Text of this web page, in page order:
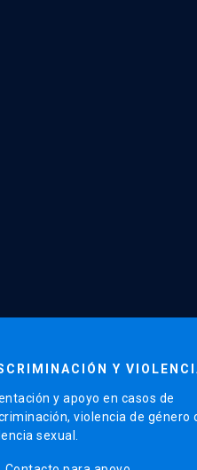
Y
y apoyo en casos de
violencia de género
sexual.